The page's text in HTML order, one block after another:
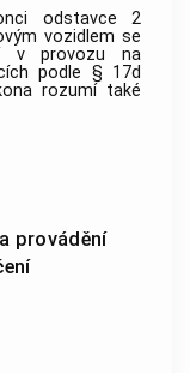
odstavce 2
vozidlem se
v provozu na
podle § 17d
rozumí také
provádění